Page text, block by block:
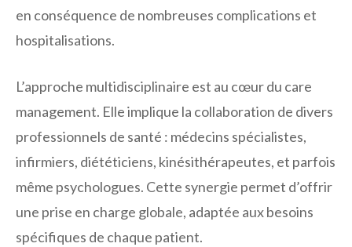
en conséquence de nombreuses complications et
hospitalisations.
L’approche multidisciplinaire est au cœur du care
management. Elle implique la collaboration de divers
professionnels de santé : médecins spécialistes,
infirmiers, diététiciens, kinésithérapeutes, et parfois
même psychologues. Cette synergie permet d’offrir
une prise en charge globale, adaptée aux besoins
spécifiques de chaque patient.